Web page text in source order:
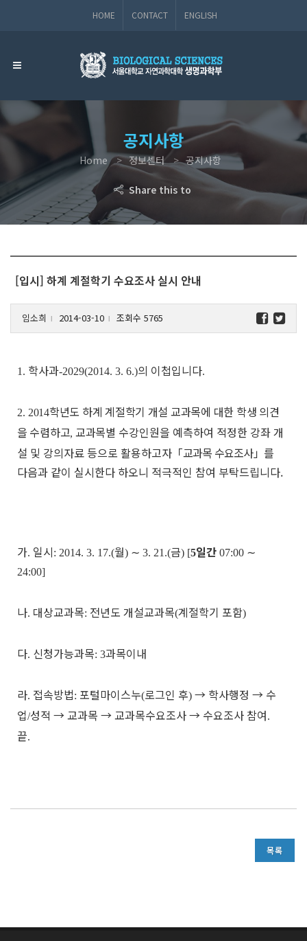
HOME CONTACT ENGLISH
공지사항
Home 정보센터 공지사항
Share this to
[입시] 하계 계절학기 수요조사 실시 안내
임소희 l 2014-03-10 l 조회수 5765
1. 학사과-2029(2014. 3. 6.)의 이첩입니다.
2. 2014학년도 하계 계절학기 개설 교과목에 대한 학생 의견
을 수렴하고, 교과목별 수강인원을 예측하여 적정한 강좌 개
설 및 강의자료 등으로 활용하고자 「교과목 수요조사」 를
다음과 같이 실시한다 하오니 적극적인 참여 부탁드립니다.
가. 일시: 2014. 3. 17.(월) ∼ 3. 21.(금) [5일간 07:00 ∼
24:00]
나. 대상교과목: 전년도 개설교과목(계절학기 포함)
다. 신청가능과목: 3과목이내
라. 접속방법: 포털마이스누(로그인 후) → 학사행정 → 수
업/성적 →교과목 →교과목수요조사→ 수요조사 참여.
끝.
목록